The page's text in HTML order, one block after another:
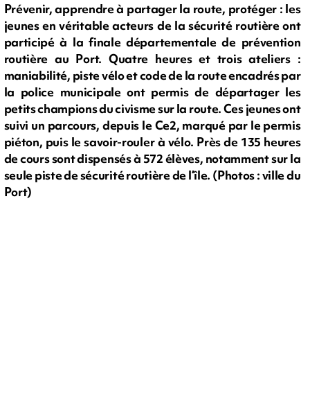
Prévenir, apprendre à partager la route, protéger : les
jeunes en véritable acteurs de la sécurité routière ont
participé à la finale départementale de prévention
routière au Port. Quatre heures et trois ateliers :
maniabilité, piste vélo et code de la route encadrés par
la police municipale ont permis de départager les
petits champions du civisme sur la route. Ces jeunes ont
suivi un parcours, depuis le Ce2, marqué par le permis
piéton, puis le savoir-rouler à vélo. Près de 135 heures
de cours sont dispensés à 572 élèves, notamment sur la
seule piste de sécurité routière de l’île. (Photos : ville du
Port)